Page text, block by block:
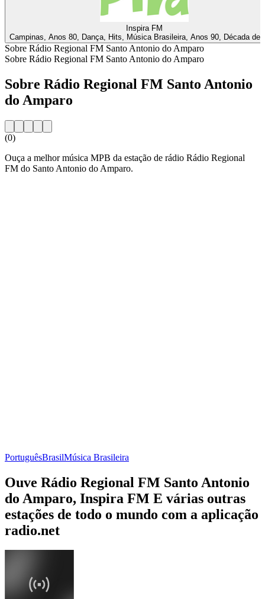
Inspira FM
Campinas, Anos 80, Dança, Hits, Música Brasileira, Anos 90, Década de
Sobre Rádio Regional FM Santo Antonio do Amparo
Sobre Rádio Regional FM Santo Antonio do Amparo
Sobre Rádio Regional FM Santo Antonio
do Amparo
(0)
Ouça a melhor música MPB da estação de rádio Rádio Regional
FM do Santo Antonio do Amparo.
PortuguêsBrasilMúsica Brasileira
Ouve Rádio Regional FM Santo Antonio
do Amparo, Inspira FM E várias outras
estações de todo o mundo com a aplicação
radio.net